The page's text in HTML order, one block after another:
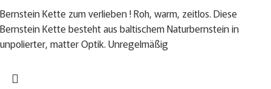
Bernstein Kette zum verlieben ! Roh, warm, zeitlos. Diese
Bernstein Kette besteht aus baltischem Naturbernstein in
unpolierter, matter Optik. Unregelmäßig